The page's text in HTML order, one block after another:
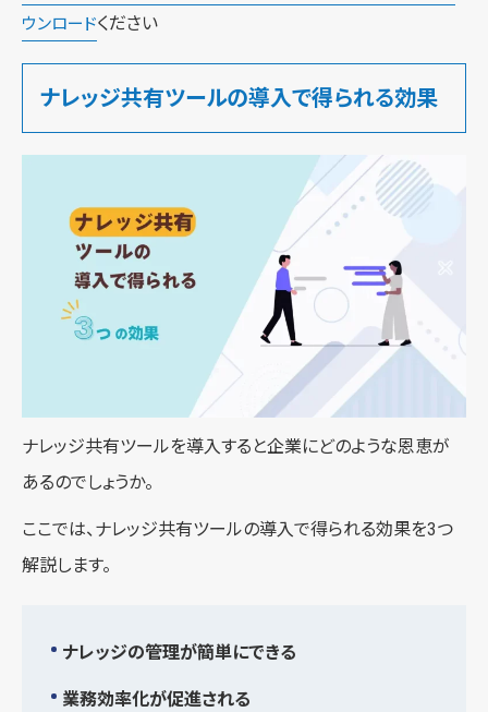
ウンロードください
ナレッジ共有ツールの導入で得られる効果
ナレッジ共有ツールを導入すると企業にどのような恩恵が
あるのでしょうか。
ここでは、ナレッジ共有ツールの導入で得られる効果を3つ
解説します。
ナレッジの管理が簡単にできる
業務効率化が促進される